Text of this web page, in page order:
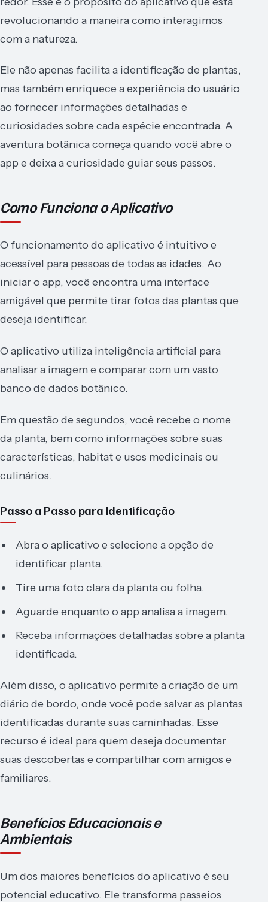
revolucionando a maneira como interagimos
com a natureza.
Ele não apenas facilita a identificação de plantas,
mas também enriquece a experiência do usuário
ao fornecer informações detalhadas e
curiosidades sobre cada espécie encontrada. A
aventura botânica começa quando você abre o
app e deixa a curiosidade guiar seus passos.
Como Funciona o Aplicativo
O funcionamento do aplicativo é intuitivo e
acessível para pessoas de todas as idades. Ao
iniciar o app, você encontra uma interface
amigável que permite tirar fotos das plantas que
deseja identificar.
O aplicativo utiliza inteligência artificial para
analisar a imagem e comparar com um vasto
banco de dados botânico.
Em questão de segundos, você recebe o nome
da planta, bem como informações sobre suas
características, habitat e usos medicinais ou
culinários.
Passo a Passo para Identificação
Abra o aplicativo e selecione a opção de
identificar planta.
Tire uma foto clara da planta ou folha.
Aguarde enquanto o app analisa a imagem.
Receba informações detalhadas sobre a planta
identificada.
Além disso, o aplicativo permite a criação de um
diário de bordo, onde você pode salvar as plantas
identificadas durante suas caminhadas. Esse
recurso é ideal para quem deseja documentar
suas descobertas e compartilhar com amigos e
familiares.
Benefícios Educacionais e
Ambientais
Um dos maiores benefícios do aplicativo é seu
potencial educativo. Ele transforma passeios